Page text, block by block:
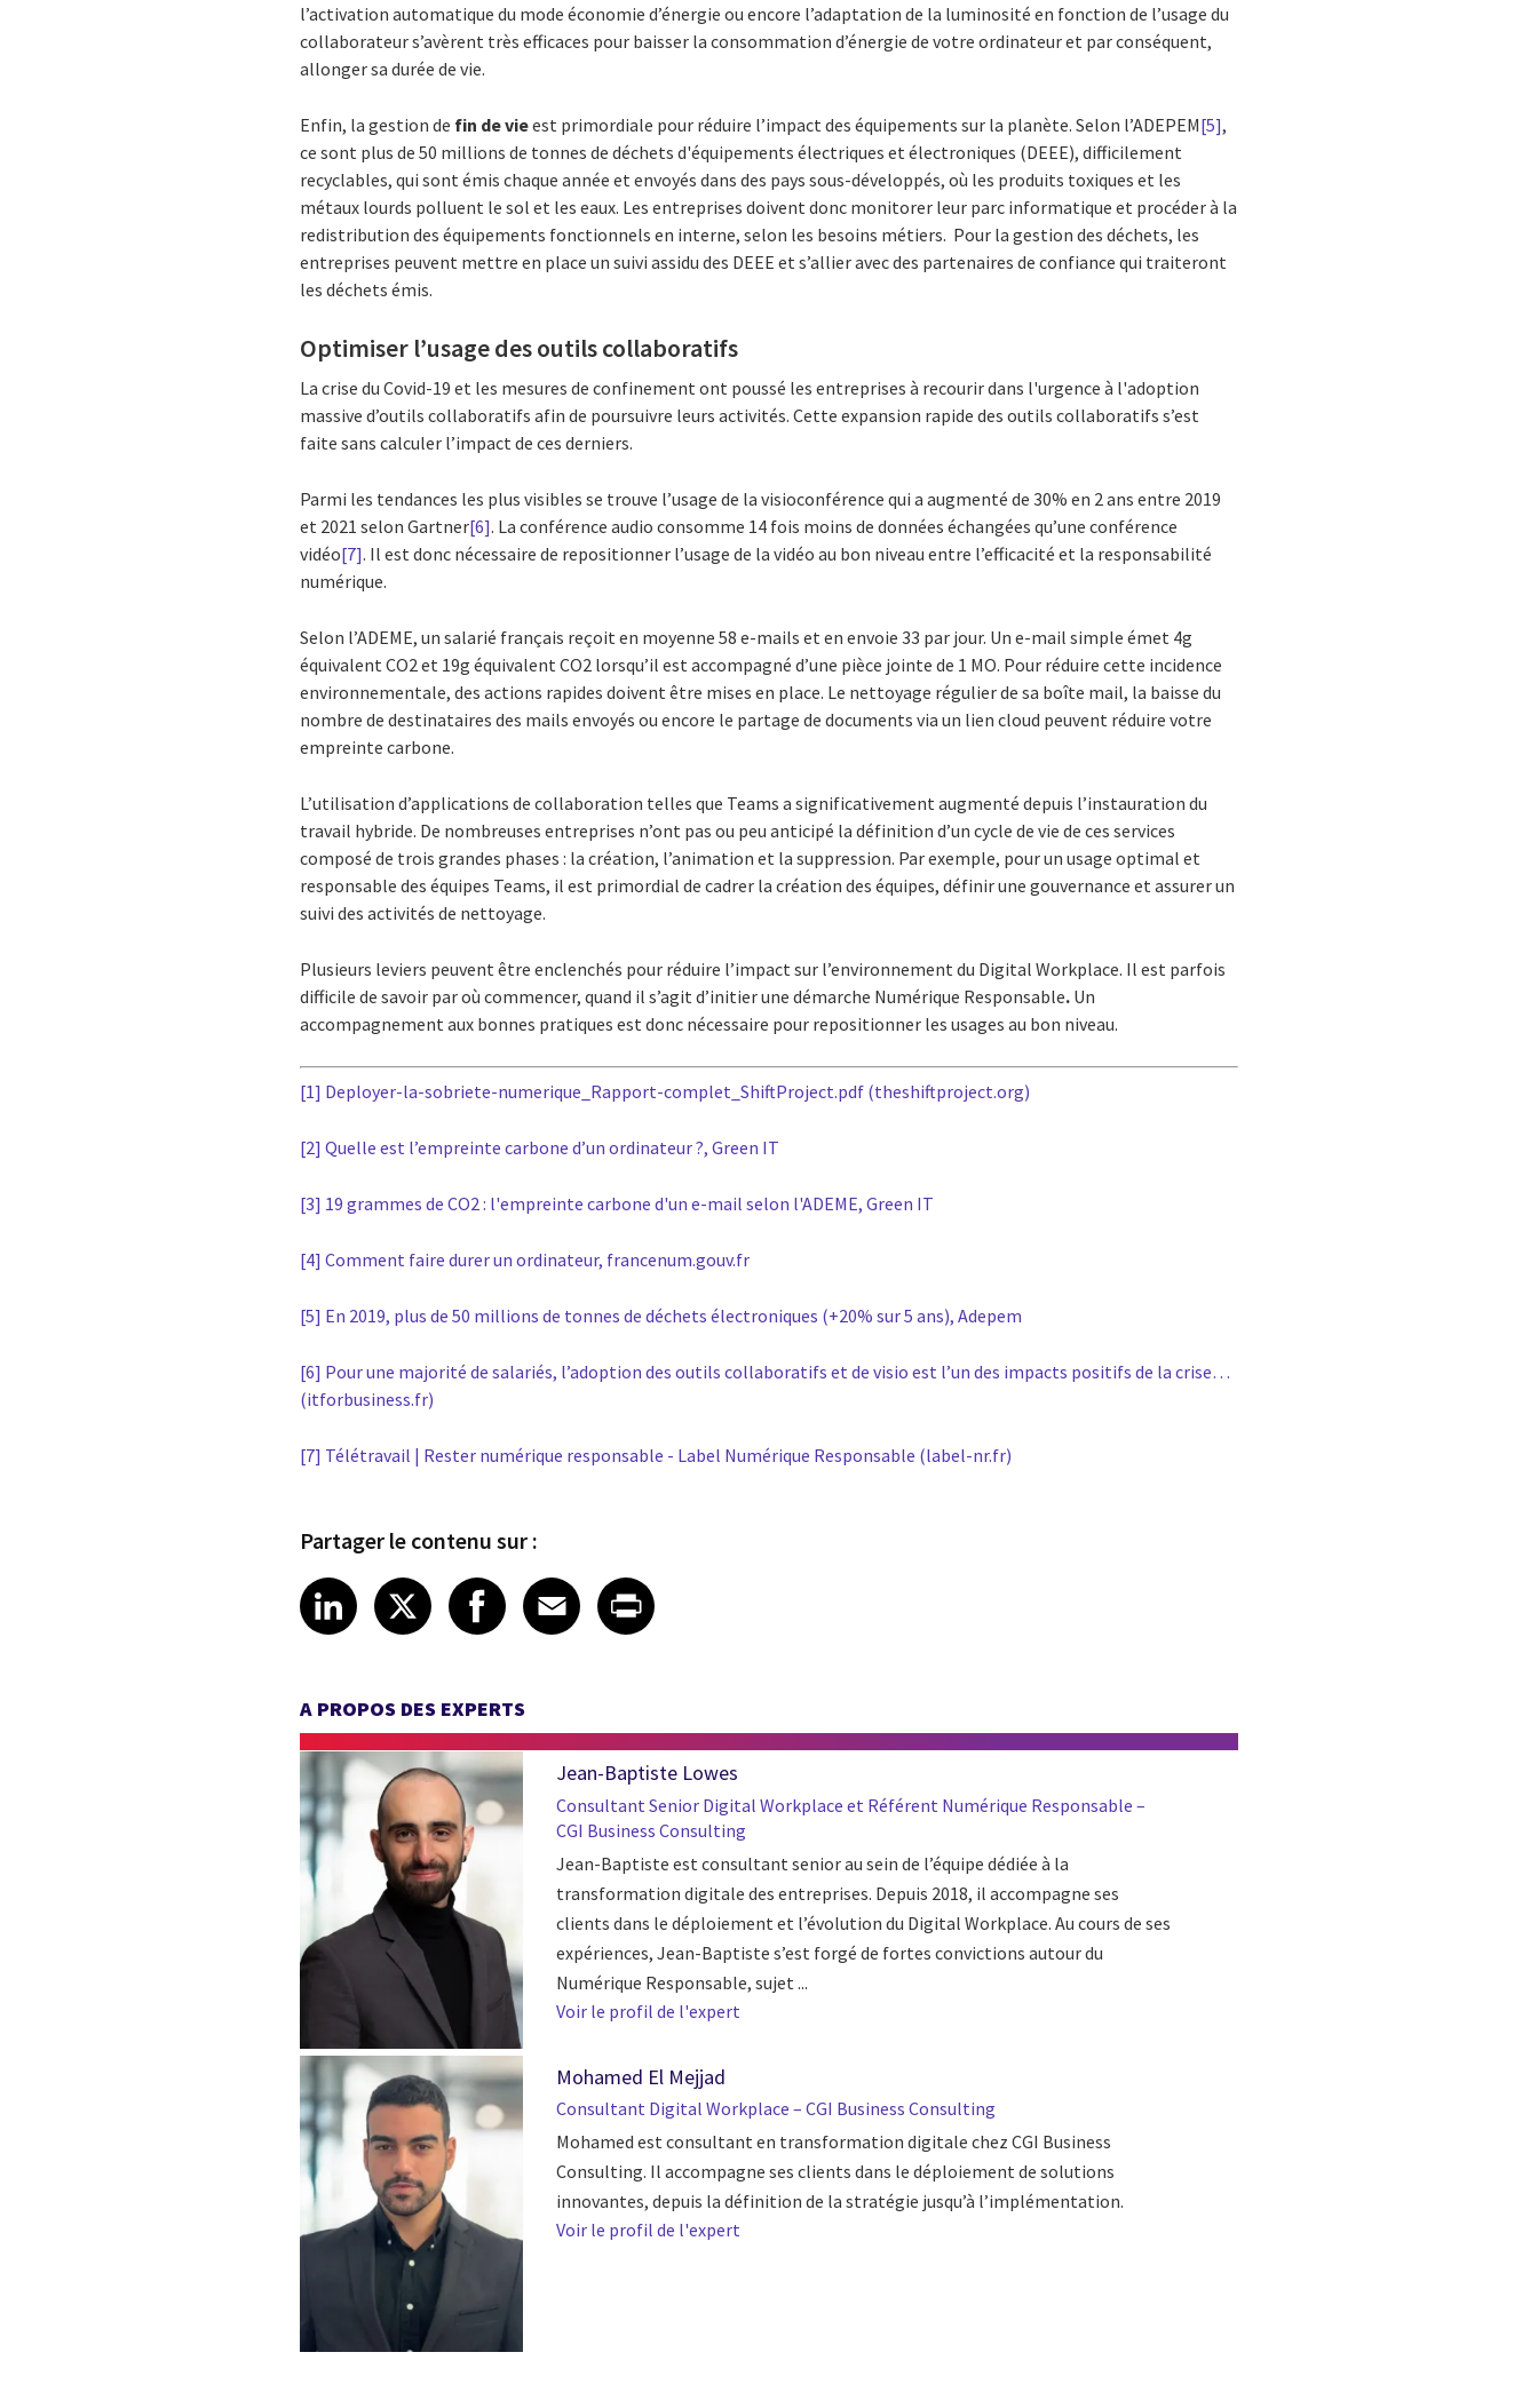
l’activation automatique du mode économie d’énergie ou encore l’adaptation de la luminosité en fonction de l’usage du
collaborateur s’avèrent très efficaces pour baisser la consommation d’énergie de votre ordinateur et par conséquent,
allonger sa durée de vie.
Enfin, la gestion de fin de vieest primordiale pour réduire l’impact des équipements sur la planète. Selon l’ADEPEM[5],
ce sont plus de 50 millions de tonnes de déchets d'équipements électriques et électroniques (DEEE), difficilement
recyclables, qui sont émis chaque année et envoyés dans des pays sous-développés, où les produits toxiques et les
métaux lourds polluent le sol et les eaux. Les entreprises doivent donc monitorer leur parc informatique et procéder à la
redistribution des équipements fonctionnels en interne, selon les besoins métiers. Pour la gestion des déchets, les
entreprises peuvent mettre en place un suivi assidu des DEEE et s’allier avec des partenaires de confiance qui traiteront
les déchets émis.
Optimiser l’usage des outils collaboratifs
La crise du Covid-19 et les mesures de confinement ont poussé les entreprises à recourir dans l'urgence à l'adoption
massive d’outils collaboratifs afin de poursuivre leurs activités. Cette expansion rapide des outils collaboratifs s’est
faite sans calculer l’impact de ces derniers.
Parmi les tendances les plus visibles se trouve l’usage de la visioconférence qui a augmenté de 30% en 2 ans entre 2019
et 2021 selon Gartner[6]. La conférence audio consomme 14 fois moins de données échangées qu’une conférence
vidéo[7]. Il est donc nécessaire de repositionner l’usage de la vidéo au bon niveau entre l’efficacité et la responsabilité
numérique.
Selon l’ADEME, un salarié français reçoit en moyenne 58 e-mails et en envoie 33 par jour. Un e-mail simple émet 4g
équivalent CO2 et 19g équivalent CO2 lorsqu’il est accompagné d’une pièce jointe de 1 MO. Pour réduire cette incidence
environnementale, des actions rapides doivent être mises en place. Le nettoyage régulier de sa boîte mail, la baisse du
nombre de destinataires des mails envoyés ou encore le partage de documents via un lien cloud peuvent réduire votre
empreinte carbone.
L’utilisation d’applications de collaboration telles que Teams a significativement augmenté depuis l’instauration du
travail hybride. De nombreuses entreprises n’ont pas ou peu anticipé la définition d’un cycle de vie de ces services
composé de trois grandes phases : la création, l’animation et la suppression. Par exemple, pour un usage optimal et
responsable des équipes Teams, il est primordial de cadrer la création des équipes, définir une gouvernance et assurer un
suivi des activités de nettoyage.
Plusieurs leviers peuvent être enclenchés pour réduire l’impact sur l’environnement du Digital Workplace. Il est parfois
difficile de savoir par où commencer, quand il s’agit d’initier une démarche Numérique Responsable. Un
accompagnement aux bonnes pratiques est donc nécessaire pour repositionner les usages au bon niveau.
[1] Deployer-la-sobriete-numerique_Rapport-complet_ShiftProject.pdf (theshiftproject.org)
[2] Quelle est l’empreinte carbone d’un ordinateur ?, Green IT
[3] 19 grammes de CO2 : l'empreinte carbone d'un e-mail selon l'ADEME, Green IT
[4] Comment faire durer un ordinateur, francenum.gouv.fr
[5] En 2019, plus de 50 millions de tonnes de déchets électroniques (+20% sur 5 ans), Adepem
[6] Pour une majorité de salariés, l’adoption des outils collaboratifs et de visio est l’un des impacts positifs de la crise…
(itforbusiness.fr)
[7] Télétravail | Rester numérique responsable - Label Numérique Responsable (label-nr.fr)
Partager le contenu sur :
Share article on LinkedIn
LinkedIn
Share article on X
XShare article on Facebook
Facebook
Share article on Email
Email
Share article on Print
A PROPOS DES EXPERTS
Jean-Baptiste Lowes
Consultant Senior Digital Workplace et Référent Numérique Responsable –
CGI Business Consulting
Jean-Baptiste est consultant senior au sein de l’équipe dédiée à la
transformation digitale des entreprises. Depuis 2018, il accompagne ses
clients dans le déploiement et l’évolution du Digital Workplace. Au cours de ses
expériences, Jean-Baptiste s’est forgé de fortes convictions autour du
Numérique Responsable, sujet ...
Voir le profil de l'expert
Mohamed El Mejjad
Consultant Digital Workplace – CGI Business Consulting
Mohamed est consultant en transformation digitale chez CGI Business
Consulting. Il accompagne ses clients dans le déploiement de solutions
innovantes, depuis la définition de la stratégie jusqu’à l’implémentation.
Voir le profil de l'expert